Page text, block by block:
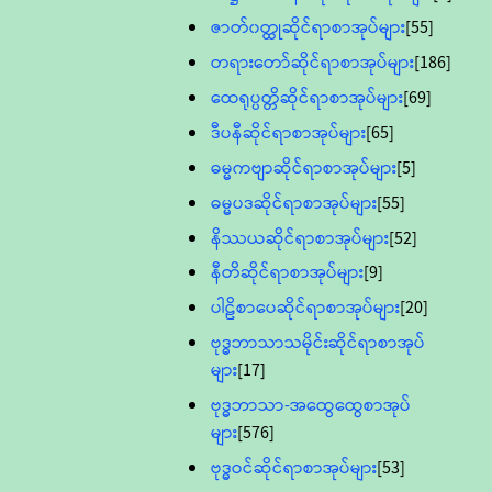
ဇာတ်၀တ္ထုဆိုင်ရာစာအုပ်များ[55]
တရားတော်ဆိုင်ရာစာအုပ်များ[186]
ထေရုပ္ပတ္တိဆိုင်ရာစာအုပ်များ[69]
ဒီပနီဆိုင်ရာစာအုပ်များ[65]
ဓမ္မကဗျာဆိုင်ရာစာအုပ်များ[5]
ဓမ္မပဒဆိုင်ရာစာအုပ်များ[55]
နိဿယဆိုင်ရာစာအုပ်များ[52]
နီတိဆိုင်ရာစာအုပ်များ[9]
ပါဠိစာပေဆိုင်ရာစာအုပ်များ[20]
ဗုဒ္ဓဘာသာသမိုင်းဆိုင်ရာစာအုပ်
များ[17]
ဗုဒ္ဓဘာသာ-အထွေထွေစာအုပ်
များ[576]
ဗုဒ္ဓဝင်ဆိုင်ရာစာအုပ်များ[53]